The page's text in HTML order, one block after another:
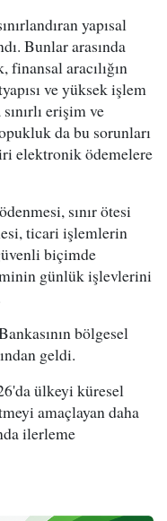
yapısal
Bunlar arasında
finansal aracılığın
ve yüksek işlem
erişim ve
da bu sorunları
elektronik ödemelere
sınır ötesi
ticari işlemlerin
biçimde
günlük işlevlerini
bölgesel
geldi.
ülkeyi küresel
amaçlayan daha
ilerleme